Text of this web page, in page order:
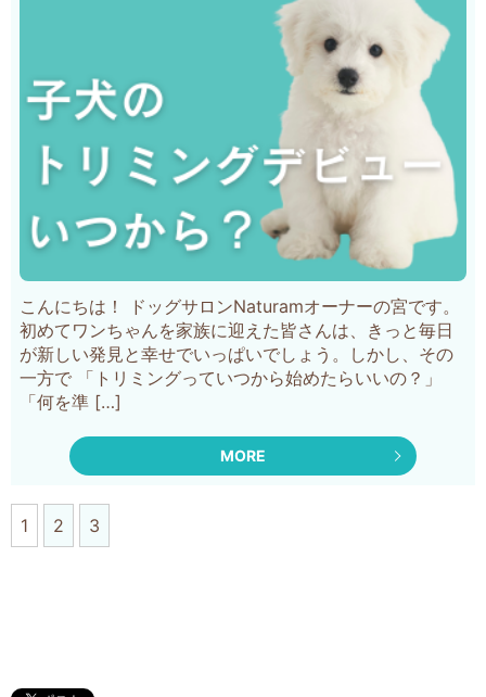
こんにちは！ ドッグサロンNaturamオーナーの宮です。
初めてワンちゃんを家族に迎えた皆さんは、きっと毎日
が新しい発見と幸せでいっぱいでしょう。しかし、その
一方で 「トリミングっていつから始めたらいいの？」
「何を準 […]
MORE
1 2 3